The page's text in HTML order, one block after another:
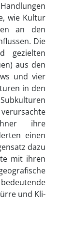
wie Kultur
an den
Die
gezielten
aus den
und vier
in den
ihre
einen
dazu
mit ihren
und Kli­